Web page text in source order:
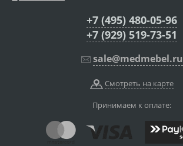
+7 (495) 480-05-96
+7 (929) 519-73-51
sale@medmebel.ru
Смотреть на карте
Принимаем к оплате: